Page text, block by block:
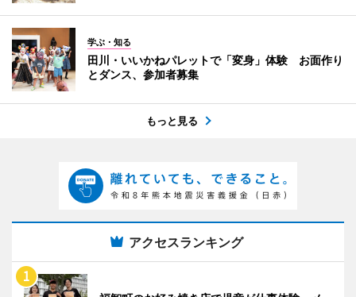
学ぶ・知る
田川・いいかねパレットで「変身」体験 お面作り
とダンス、参加者募集
もっと見る
アクセスランキング